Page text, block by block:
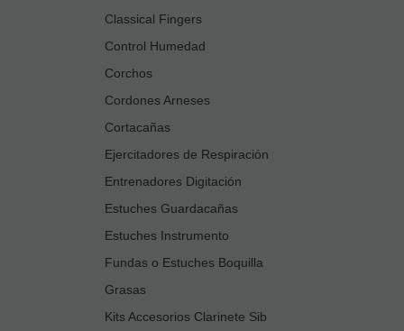
Classical Fingers
Control Humedad
Corchos
Cordones Arneses
Cortacañas
Ejercitadores de Respiración
Entrenadores Digitación
Estuches Guardacañas
Estuches Instrumento
Fundas o Estuches Boquilla
Grasas
Kits Accesorios Clarinete Sib